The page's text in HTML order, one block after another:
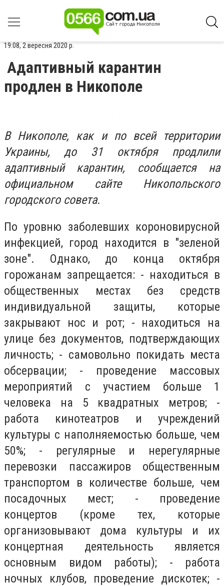
19:08, 2 вересня 2020 р.
Адаптивный карантин
продлен в Никополе
В Никополе, как и по всей территории
Украины, до 31 октября продлили
адаптивный карантин, сообщается на
официальном сайте Никопольского
городского совета.
По уровню заболевших короновирусной
инфекцией, город находится в "зеленой
зоне". Однако, до конца октября
горожанам запрещается: - находиться в
общественных местах без средств
индивидуальной защиты, которые
закрывают нос и рот; - находиться на
улице без документов, подтверждающих
личность; - самовольно покидать места
обсервации; - проведение массовых
мероприятий с участием больше 1
человека на 5 квадратных метров; -
работа кинотеатров и учреждений
культуры с наполняемостью больше, чем
50%; - регулярные и нерегулярные
перевозки пассажиров общественным
транспортом в количестве больше, чем
посадочных мест; - проведение
концертов (кроме тех, которые
организовывают дома культуры и их
концертная деятельность является
основным видом работы); - работа
ночных клубов, проведение дискотек; -